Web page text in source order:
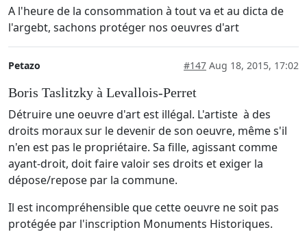
A l'heure de la consommation à tout va et au dicta de
l'argebt, sachons protéger nos oeuvres d'art
Petazo #147 Aug 18, 2015, 17:02
Boris Taslitzky à Levallois-Perret
Détruire une oeuvre d'art est illégal. L'artiste à des
droits moraux sur le devenir de son oeuvre, même s'il
n'en est pas le propriétaire. Sa fille, agissant comme
ayant-droit, doit faire valoir ses droits et exiger la
dépose/repose par la commune.
Il est incompréhensible que cette oeuvre ne soit pas
protégée par l'inscription Monuments Historiques.